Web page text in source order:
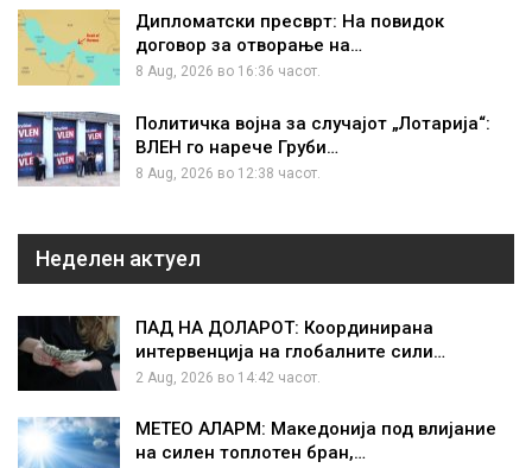
Дипломатски пресврт: На повидок
договор за отворање на…
8 Aug, 2026 во 16:36 часот.
Политичка војна за случајот „Лотарија“:
ВЛЕН го нарече Груби…
8 Aug, 2026 во 12:38 часот.
Неделен актуел
ПАД НА ДОЛАРОТ: Координирана
интервенција на глобалните сили…
2 Aug, 2026 во 14:42 часот.
МЕТЕО АЛАРМ: Македонија под влијание
на силен топлотен бран,…